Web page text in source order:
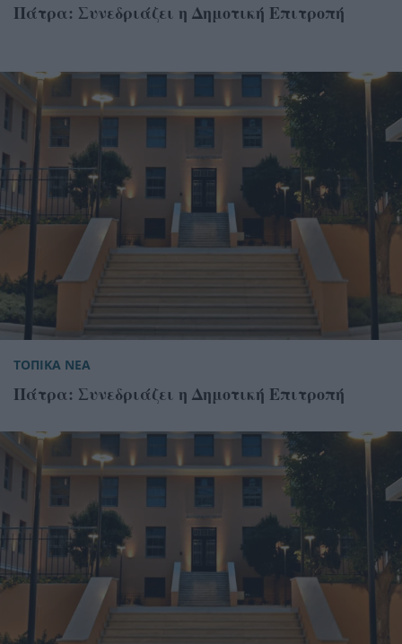
Πάτρα: Συνεδριάζει η Δημοτική Επιτροπή
ΤΟΠΙΚΑ ΝΕΑ
Πάτρα: Συνεδριάζει η Δημοτική Επιτροπή